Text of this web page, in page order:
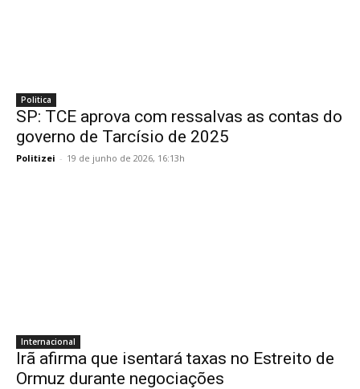
Politica
SP: TCE aprova com ressalvas as contas do
governo de Tarcísio de 2025
Politizei - 19 de junho de 2026, 16:13h
Internacional
Irã afirma que isentará taxas no Estreito de
Ormuz durante negociações